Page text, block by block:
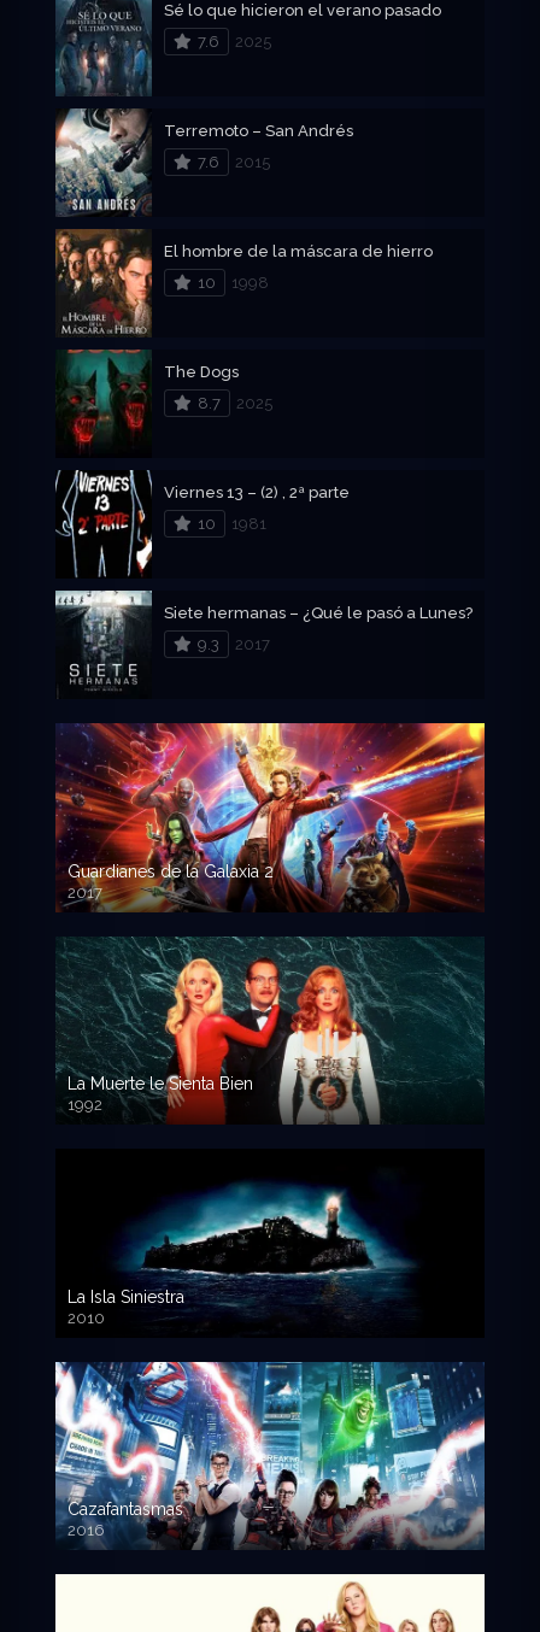
Sé lo que hicieron el verano pasado
7.6
2025
Terremoto – San Andrés
7.6
2015
El hombre de la máscara de hierro
10
1998
The Dogs
8.7
2025
Viernes 13 – (2) , 2ª parte
10
1981
Siete hermanas – ¿Qué le pasó a Lunes?
9.3
2017
Guardianes de la Galaxia 2
2017
720p HD
La Muerte le Sienta Bien
1992
720p HD
La Isla Siniestra
2010
720p HD
Cazafantasmas
2016
720p HD